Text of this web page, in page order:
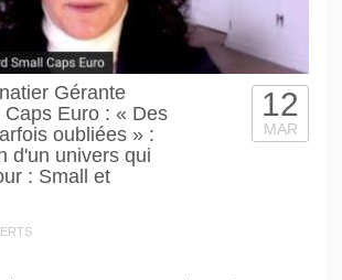
Gérante
Euro : « Des
oubliées » :
d'un univers qui
: Small et
12
MAR